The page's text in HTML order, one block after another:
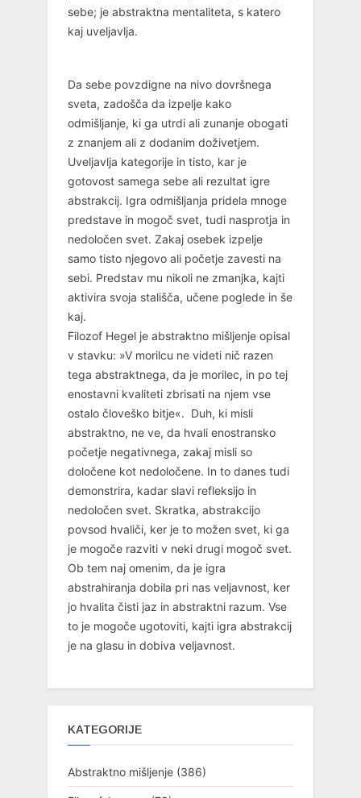
sebe; je abstraktna mentaliteta, s katero
kaj uveljavlja.
Da sebe povzdigne na nivo dovršnega
sveta, zadošča da izpelje kako
odmišljanje, ki ga utrdi ali zunanje obogati
z znanjem ali z dodanim doživetjem.
Uveljavlja kategorije in tisto, kar je
gotovost samega sebe ali rezultat igre
abstrakcij. Igra odmišljanja pridela mnoge
predstave in mogoč svet, tudi nasprotja in
nedoločen svet. Zakaj osebek izpelje
samo tisto njegovo ali početje zavesti na
sebi. Predstav mu nikoli ne zmanjka, kajti
aktivira svoja stališča, učene poglede in še
kaj.
Filozof Hegel je abstraktno mišljenje opisal
v stavku: »V morilcu ne videti nič razen
tega abstraktnega, da je morilec, in po tej
enostavni kvaliteti zbrisati na njem vse
ostalo človeško bitje«. Duh, ki misli
abstraktno, ne ve, da hvali enostransko
početje negativnega, zakaj misli so
določene kot nedoločene. In to danes tudi
demonstrira, kadar slavi refleksijo in
nedoločen svet. Skratka, abstrakcijo
povsod hvaliči, ker je to možen svet, ki ga
je mogoče razviti v neki drugi mogoč svet.
Ob tem naj omenim, da je igra
abstrahiranja dobila pri nas veljavnost, ker
jo hvalita čisti jaz in abstraktni razum. Vse
to je mogoče ugotoviti, kajti igra abstrakcij
je na glasu in dobiva veljavnost.
KATEGORIJE
Abstraktno mišljenje (386)